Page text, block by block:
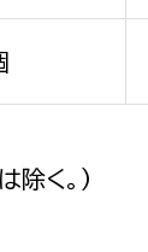
く。）